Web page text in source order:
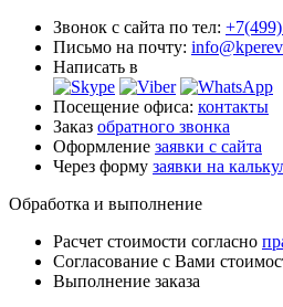
Звонок с сайта по тел:
Письмо на почту:
Написать в
Посещение офиса: контакты
Заказ обратного звонка
Оформление заявки с сайта
Через форму заявки на
Обработка и выполнение
Расчет стоимости согласно
Согласование с Вами
Выполнение заказа